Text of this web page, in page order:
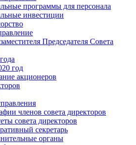
программы для персонала
инвестиции
Председателя Совета
год
акционеров
членов совета директоров
совета директоров
секретарь
органы